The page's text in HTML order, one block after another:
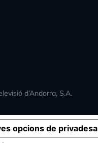
d’Andorra, S.A.
opcions de privadesa